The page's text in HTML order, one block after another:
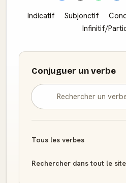
Indicatif Subjonctif
Infinitif/
Conjuguer un verbe
Tous les verbes
Rechercher dans tout le site